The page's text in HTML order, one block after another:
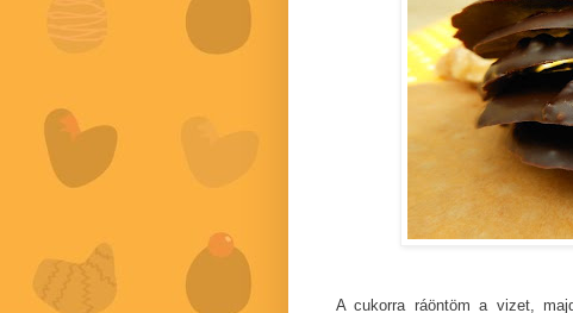
A cukorra ráöntöm a vizet,